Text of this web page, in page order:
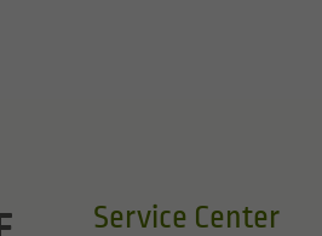
Service Center